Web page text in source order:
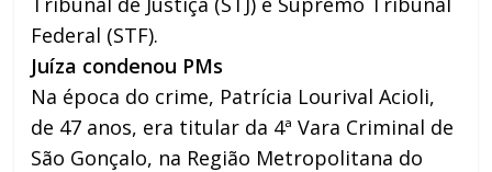
Federal (STF).
Juíza condenou PMs
Na época do crime, Patrícia Lourival Acioli,
de 47 anos, era titular da 4ª Vara Criminal de
São Gonçalo, na Região Metropolitana do